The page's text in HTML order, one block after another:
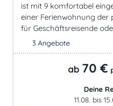
ist mit 9 komfortabel
einer Ferienwohnung
für Geschäftsreisende
3 Angebote
ab 70 €
Deine
11.08. bis